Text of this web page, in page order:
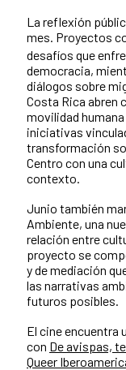
La reflexión
mes. Proyectos
desafíos que
democracia,
diálogos sobre
Costa Rica abren
movilidad
iniciativas
transformación
Centro con una
contexto.
Junio también
Ambiente, una
relación entre
proyecto se
y de mediación
las narrativas
futuros posibles.
El cine encuentra
con De avispas,
Queer